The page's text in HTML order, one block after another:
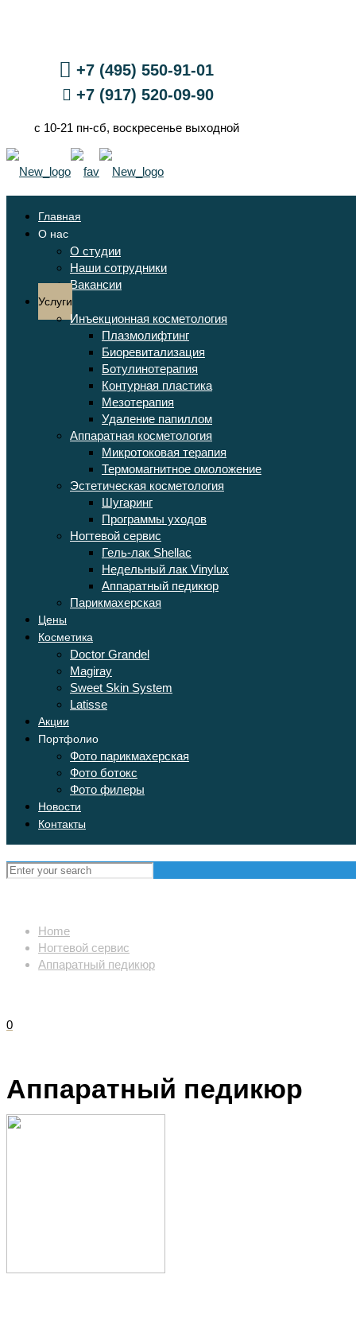
+7 (495) 550-91-01
+7 (917) 520-09-90
с 10-21 пн-сб, воскресенье выходной
Главная
О нас
О студии
Наши сотрудники
Вакансии
Услуги
Инъекционная косметология
Плазмолифтинг
Биоревитализация
Ботулинотерапия
Контурная пластика
Мезотерапия
Удаление папиллом
Аппаратная косметология
Микротоковая терапия
Термомагнитное омоложение
Эстетическая косметология
Шугаринг
Программы уходов
Ногтевой сервис
Гель-лак Shellac
Недельный лак Vinylux
Аппаратный педикюр
Парикмахерская
Цены
Косметика
Doctor Grandel
Magiray
Sweet Skin System
Latisse
Акции
Портфолио
Фото парикмахерская
Фото ботокс
Фото филеры
Новости
Контакты
Home
Ногтевой сервис
Аппаратный педикюр
0
Аппаратный педикюр